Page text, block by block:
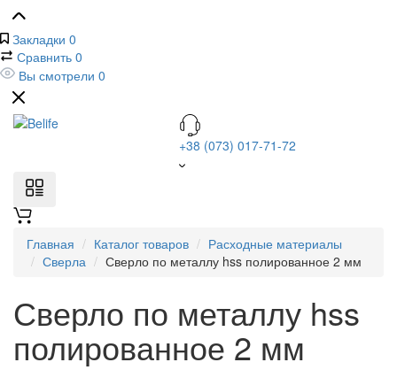
Закладки 0
Сравнить 0
Вы смотрели 0
+38 (073) 017-71-72
Главная Каталог товаров
Расходные материалы
Сверла
Сверло по металлу hss полированное 2 мм
Сверло по металлу hss
полированное 2 мм